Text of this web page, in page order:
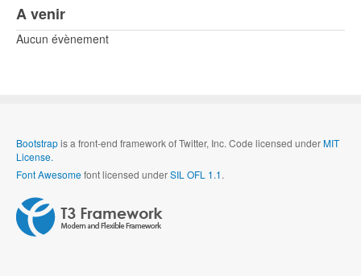
A venir
Aucun évènement
Bootstrapis a front-end framework of Twitter, Inc. Code licensed underMIT
License.
Font Awesomefont licensed underSIL OFL 1.1.